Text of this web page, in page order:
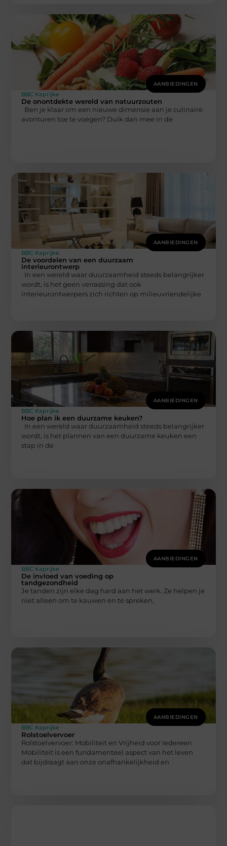
AANBIEDINGEN
BBC Kaprijke
De onontdekte wereld van natuurzouten
Ben je klaar om een nieuwe dimensie aan je culinaire
avonturen toe te voegen? Duik dan mee in de
AANBIEDINGEN
BBC Kaprijke
De voordelen van een duurzaam
interieurontwerp
In een wereld waar duurzaamheid steeds belangrijker
wordt, is het geen verrassing dat ook
interieurontwerpers zich richten op milieuvriendelijke
AANBIEDINGEN
BBC Kaprijke
Hoe plan ik een duurzame keuken?
In een wereld waar duurzaamheid steeds belangrijker
wordt, is het plannen van een duurzame keuken een
stap in de
AANBIEDINGEN
BBC Kaprijke
De invloed van voeding op
tandgezondheid
Je tanden zijn elke dag hard aan het werk. Ze helpen je
niet alleen om te kauwen en te spreken,
AANBIEDINGEN
BBC Kaprijke
Rolstoelvervoer
Rolstoelvervoer: Mobiliteit en Vrijheid voor Iedereen
Mobiliteit is een fundamenteel aspect van het leven
dat bijdraagt aan onze onafhankelijkheid en